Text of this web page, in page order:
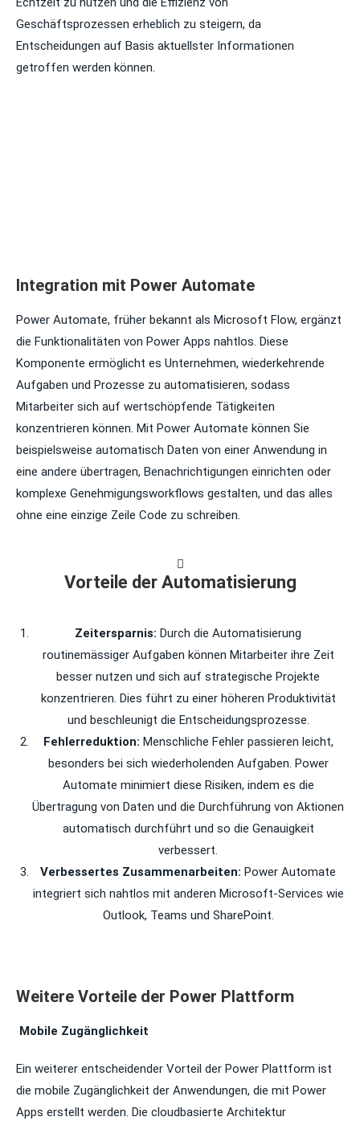
Geschäftsprozessen erheblich zu steigern, da
Entscheidungen auf Basis aktuellster Informationen
getroffen werden können.
Integration mit Power Automate
Power Automate, früher bekannt als Microsoft Flow, ergänzt
die Funktionalitäten von Power Apps nahtlos. Diese
Komponente ermöglicht es Unternehmen, wiederkehrende
Aufgaben und Prozesse zu automatisieren, sodass
Mitarbeiter sich auf wertschöpfende Tätigkeiten
konzentrieren können. Mit Power Automate können Sie
beispielsweise automatisch Daten von einer Anwendung in
eine andere übertragen, Benachrichtigungen einrichten oder
komplexe Genehmigungsworkflows gestalten, und das alles
ohne eine einzige Zeile Code zu schreiben.
Vorteile der Automatisierung
Zeitersparnis: Durch die Automatisierung
routinemässiger Aufgaben können Mitarbeiter ihre Zeit
besser nutzen und sich auf strategische Projekte
konzentrieren. Dies führt zu einer höheren Produktivität
und beschleunigt die Entscheidungsprozesse.
Fehlerreduktion: Menschliche Fehler passieren leicht,
besonders bei sich wiederholenden Aufgaben. Power
Automate minimiert diese Risiken, indem es die
Übertragung von Daten und die Durchführung von Aktionen
automatisch durchführt und so die Genauigkeit
verbessert.
Verbessertes Zusammenarbeiten: Power Automate
integriert sich nahtlos mit anderen Microsoft-Services wie
Outlook, Teams und SharePoint.
Weitere Vorteile der Power Plattform
Mobile Zugänglichkeit
Ein weiterer entscheidender Vorteil der Power Plattform ist
die mobile Zugänglichkeit der Anwendungen, die mit Power
Apps erstellt werden. Die cloudbasierte Architektur